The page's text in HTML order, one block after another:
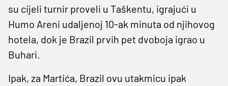
su cijeli turnir proveli u Taškentu, igrajući u
Humo Areni udaljenoj 10-ak minuta od njihovog
hotela, dok je Brazil prvih pet dvoboja igrao u
Buhari.
Ipak, za Martića, Brazil ovu utakmicu ipak